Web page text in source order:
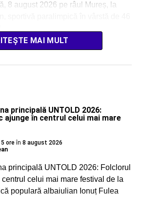
8 august 2026 pe râul Mureș, la
MAI MULT
principală UNTOLD 2026:
ajunge în centrul celui mai mare
ore în 8 august 2026
principală UNTOLD 2026: Folclorul
celui mai mare festival de la
populară albaiulian Ionuț Fulea